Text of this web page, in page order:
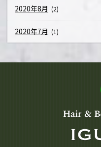
2020年8月 (2)
2020年7月 (1)